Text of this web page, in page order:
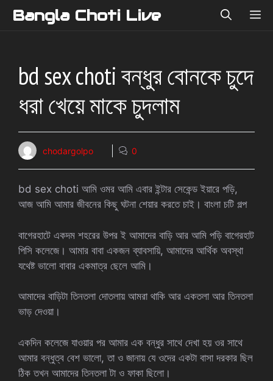
SkipBangla Choti Live
bd sex choti বন্ধুর বোনকে চুদে
ধরা খেয়ে মাকে চুদলাম
chodargolpo 0
bd sex choti আমি ওমর আমি এবার ইন্টার সেকেন্ড ইয়ারে পড়ি,
আজ আমি আমার জীবনের কিছু ঘটনা শেয়ার করতে চাই। বাংলা চটি গল্প
বাগেরহাটে একদম শহরের উপর ই আমাদের বাড়ি আর আমি পড়ি বাগেরহাট
পিসি কলেজে। আমার বাবা একজন ব্যাবসায়ি, আমাদের আর্থিক অবস্থা
যথেষ্ট ভালো বাবার একমাত্র ছেলে আমি।
আমাদের বাড়িটা তিনতলা দোতলায় আমরা থাকি আর একতলা আর তিনতলা
ভাড় দেওয়া।
একদিন কলেজে যাওয়ার পর আমার এক বন্ধুর সাথে দেখা হয় ওর সাথে
আমার বন্ধুত্ব বেশ ভালো, তা ও জানায় যে ওদের একটা বাসা দরকার ছিল
ঠিক তখন আমাদের তিনতলা টা ও ফাকা ছিলো।